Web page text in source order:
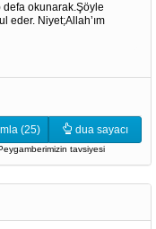
okunarak.Şöyle
eder. Niyet;Allah’ım
(25) dua sayacı
tavsiyesi